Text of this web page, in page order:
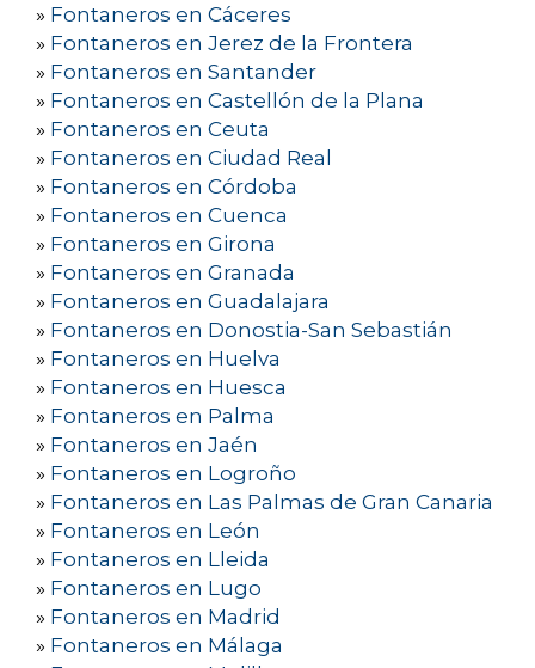
» Fontaneros en Cáceres
» Fontaneros en Jerez de la Frontera
» Fontaneros en Santander
» Fontaneros en Castellón de la Plana
» Fontaneros en Ceuta
» Fontaneros en Ciudad Real
» Fontaneros en Córdoba
» Fontaneros en Cuenca
» Fontaneros en Girona
» Fontaneros en Granada
» Fontaneros en Guadalajara
» Fontaneros en Donostia-San Sebastián
» Fontaneros en Huelva
» Fontaneros en Huesca
» Fontaneros en Palma
» Fontaneros en Jaén
» Fontaneros en Logroño
» Fontaneros en Las Palmas de Gran Canaria
» Fontaneros en León
» Fontaneros en Lleida
» Fontaneros en Lugo
» Fontaneros en Madrid
» Fontaneros en Málaga